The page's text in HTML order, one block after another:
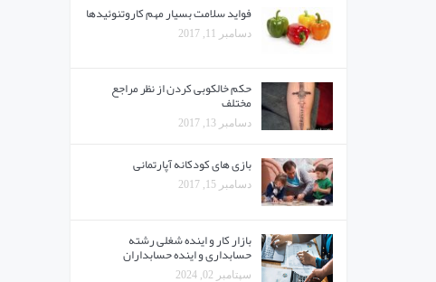
فواید سلامت بسیار مهم کاروتنوئیدها
دسامبر 11, 2017
حکم خالکوبی کردن از نظر مراجع
مختلف
دسامبر 13, 2017
بازی های کودکانه آپارتمانی
دسامبر 15, 2017
بازار کار و اینده شغلی رشته
حسابداری و اینده حسابداران
سپتامبر 02, 2024